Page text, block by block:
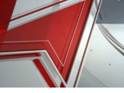
0:00